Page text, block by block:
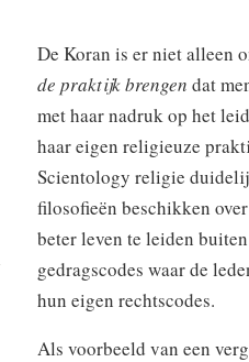
De Koran is er niet alleen
de praktijk brengen dat
met haar nadruk op het
haar eigen religieuze
Scientology religie
filosofieën beschikken
beter leven te leiden
gedragscodes waar de
hun eigen rechtscodes.
Als voorbeeld van een